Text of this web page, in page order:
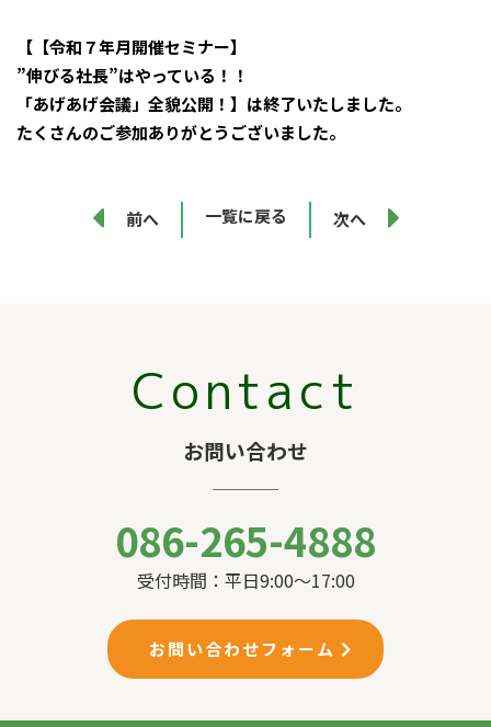
【【令和７年月開催セミナー】
”伸びる社長”はやっている！！
「あげあげ会議」全貌公開！】は終了いたしました。
たくさんのご参加ありがとうございました。
前へ 一覧に戻る 次へ
Contact
お問い合わせ
086-265-4888
受付時間：平日9:00〜17:00
お問い合わせフォーム